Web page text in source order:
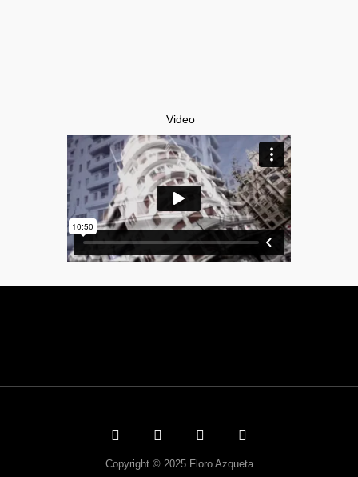
Video
Copyright © 2025 Floro Azqueta